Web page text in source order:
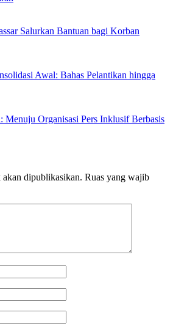
Salurkan Bantuan bagi Korban
Awal: Bahas Pelantikan hingga
Menuju Organisasi Pers Inklusif Berbasis
dipublikasikan. Ruas yang wajib